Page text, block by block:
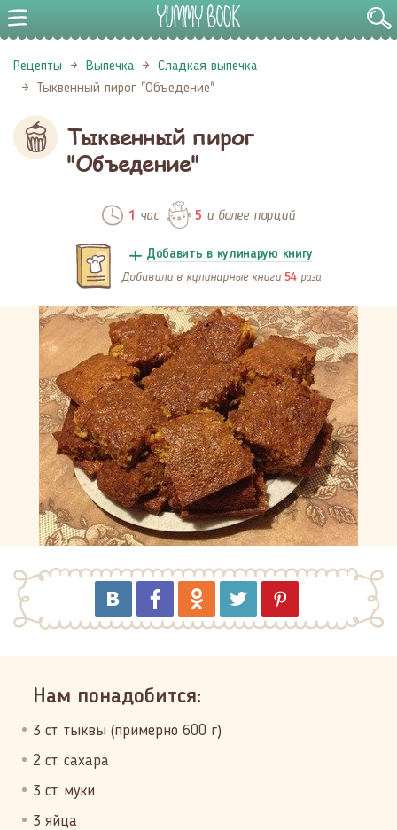
Рецепты Выпечка
Сладкая выпечка
Тыквенный пирог "Объедение"
Тыквенный пирог
"Объедение"
1 час 5 и более порций
Добавить в кулинарую книгу
Добавили в кулинарные книги 54 раза
Нам понадобится:
3 ст. тыквы (примерно 600 г)
2 ст. сахара
3 ст. муки
3 яйца